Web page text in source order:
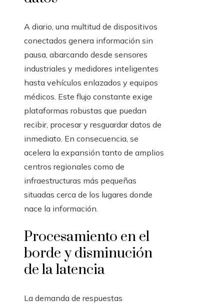
A diario, una multitud de dispositivos
conectados genera información sin
pausa, abarcando desde sensores
industriales y medidores inteligentes
hasta vehículos enlazados y equipos
médicos. Este flujo constante exige
plataformas robustas que puedan
recibir, procesar y resguardar datos de
inmediato. En consecuencia, se
acelera la expansión tanto de amplios
centros regionales como de
infraestructuras más pequeñas
situadas cerca de los lugares donde
nace la información.
Procesamiento en el
borde y disminución
de la latencia
La demanda de respuestas